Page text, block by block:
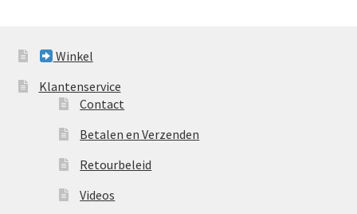
Winkel
Klantenservice
Contact
Betalen en Verzenden
Retourbeleid
Videos